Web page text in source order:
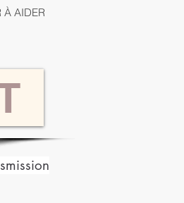
À AIDER